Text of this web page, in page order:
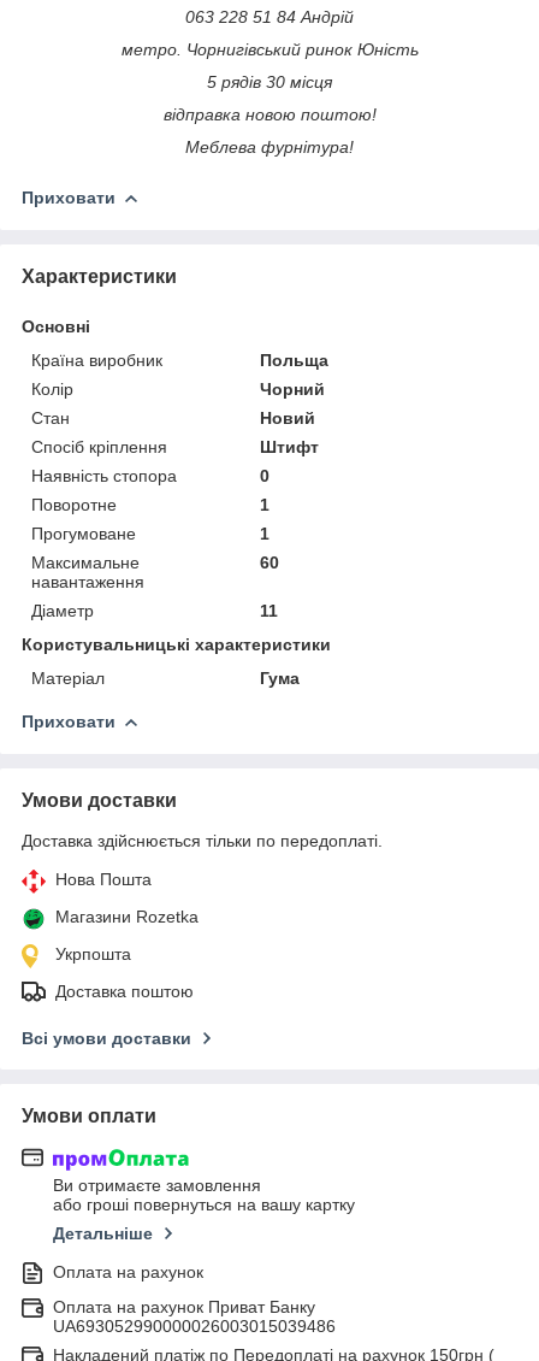
063 228 51 84 Андрій
метро. Чорнигівський ринок Юність
5 рядів 30 місця
відправка новою поштою!
Меблева фурнітура!
Приховати
Характеристики
Основні
Країна виробник
Польща
Колір
Чорний
Стан
Новий
Спосіб кріплення
Штифт
Наявність стопора
0
Поворотне
1
Прогумоване
1
Максимальне
навантаження
60
Діаметр
11
Користувальницькі характеристики
Матеріал
Гума
Приховати
Умови доставки
Доставка здійснюється тільки по передоплаті.
Нова Пошта
Магазини Rozetka
Укрпошта
Доставка поштою
Всі умови доставки
Умови оплати
Ви отримаєте замовлення
або гроші повернуться на вашу картку
Детальніше
Оплата на рахунок
Оплата на рахунок Приват Банку
UA693052990000026003015039486
Накладений платіж по Передоплаті на рахунок 150грн (